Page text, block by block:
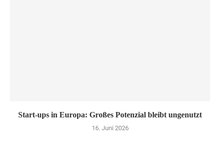
Start-ups in Europa: Großes Potenzial bleibt ungenutzt
16. Juni 2026